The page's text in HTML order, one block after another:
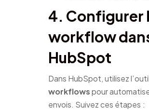
4. Configurer
workflow
HubSpot
Dans HubSpot, utilisez
workflowspour
envois. Suivez ces étapes :